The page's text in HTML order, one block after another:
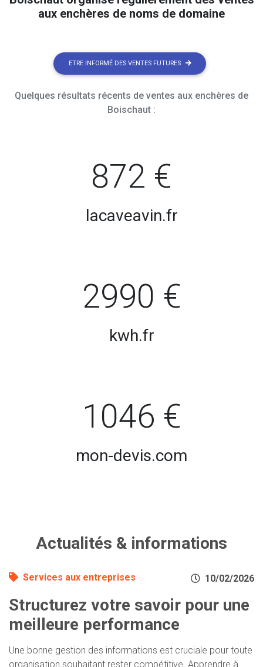
aux enchères de noms de domaine
ETRE INFORMÉ DES VENTES FUTURES
Quelques résultats récents de ventes aux enchères de
Boischaut :
872 €
lacaveavin.fr
2990 €
kwh.fr
1046 €
mon-devis.com
Actualités & informations
Services aux entreprises 10/02/2026
Structurez votre savoir pour une
meilleure performance
Une bonne gestion des informations est cruciale pour toute
organisation souhaitant rester compétitive. Apprendre à